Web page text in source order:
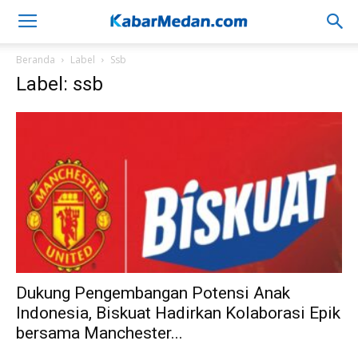
Beranda Label Ssb
Label: ssb
Dukung Pengembangan Potensi Anak
Indonesia, Biskuat Hadirkan Kolaborasi Epik
bersama Manchester...